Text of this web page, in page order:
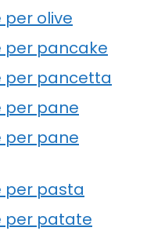
per olive
per pancake
per pancetta
per pane
per pane
per pasta
per patate